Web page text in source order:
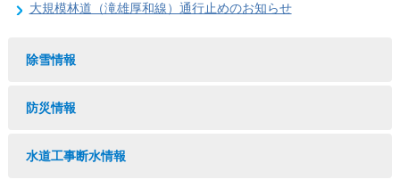
大規模林道（滝雄厚和線）通行止めのお知らせ
除雪情報
防災情報
水道工事断水情報